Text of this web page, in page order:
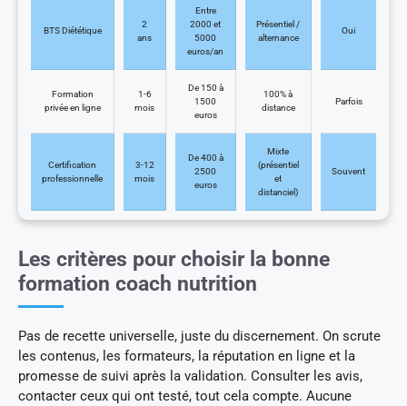
BTS Diététique
2
ans
Entre
2000 et
5000
euros/an
Présentiel /
alternance
Oui
Formation
privée en ligne
1-6
mois
De 150 à
1500
euros
100% à
distance
Parfois
Certification
professionnelle
3-12
mois
De 400 à
2500
euros
Mixte
(présentiel
et
distanciel)
Souvent
Les critères pour choisir la bonne
formation coach nutrition
Pas de recette universelle, juste du discernement. On scrute
les contenus, les formateurs, la réputation en ligne et la
promesse de suivi après la validation. Consulter les avis,
contacter ceux qui ont testé, tout cela compte. Aucune